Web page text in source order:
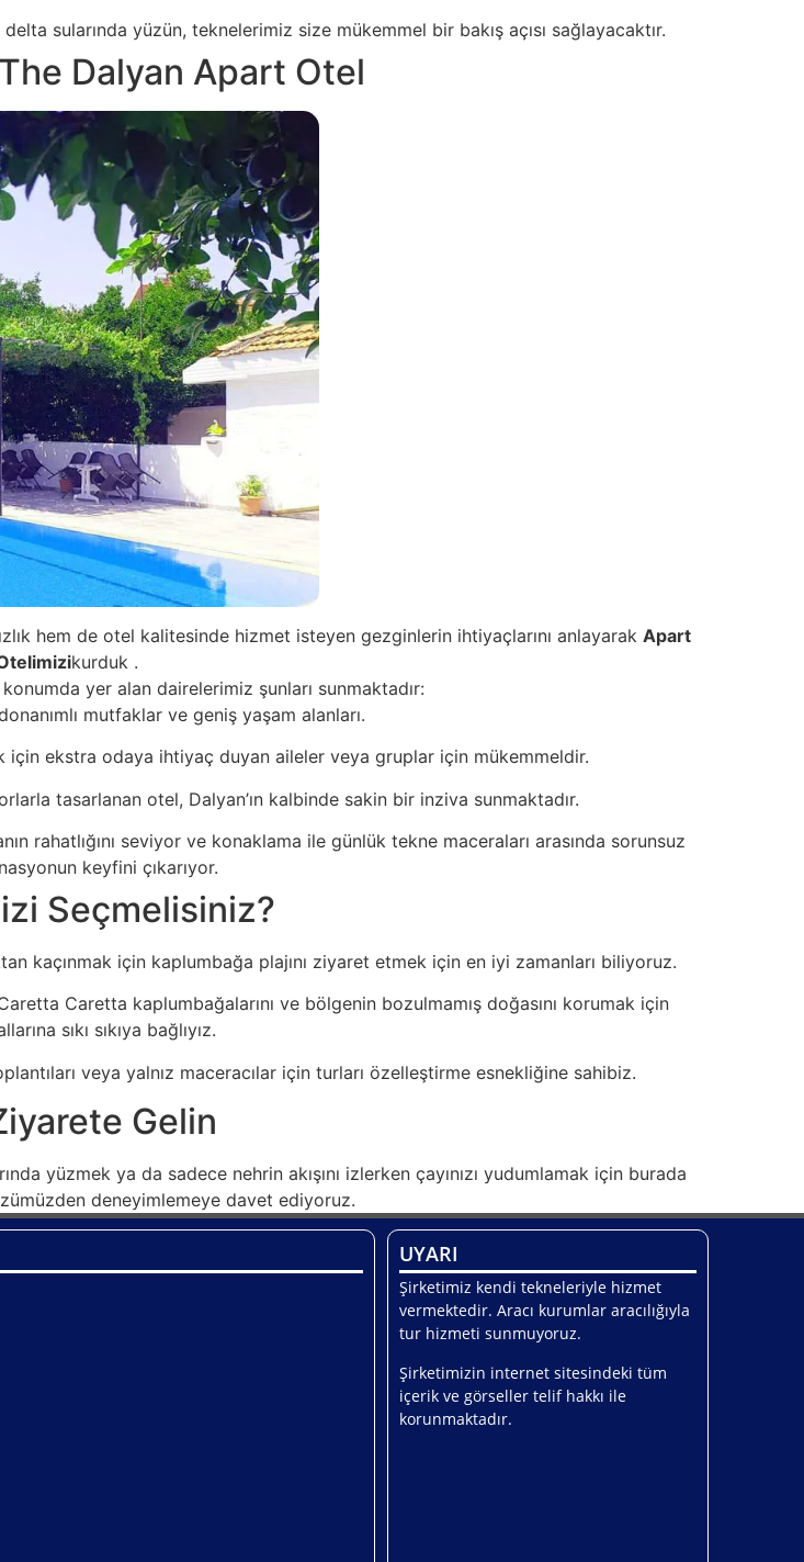
sularında yüzün, teknelerimiz size mükemmel bir bakış açısı sağlayacaktır.
Dalyan Apart Otel
hem de otel kalitesinde hizmet isteyen gezginlerin ihtiyaçlarını anlayarak Apart
kurduk .
yer alan dairelerimiz şunları sunmaktadır:
mutfaklar ve geniş yaşam alanları.
için ekstra odaya ihtiyaç duyan aileler veya gruplar için mükemmeldir.
tasarlanan otel, Dalyan’ın kalbinde sakin bir inziva sunmaktadır.
rahatlığını seviyor ve konaklama ile günlük tekne maceraları arasında sorunsuz
keyfini çıkarıyor.
Seçmelisiniz?
kaçınmak için kaplumbağa plajını ziyaret etmek için en iyi zamanları biliyoruz.
Caretta kaplumbağalarını ve bölgenin bozulmamış doğasını korumak için
sıkı sıkıya bağlıyız.
veya yalnız maceracılar için turları özelleştirme esnekliğine sahibiz.
Gelin
yüzmek ya da sadece nehrin akışını izlerken çayınızı yudumlamak için burada
deneyimlemeye davet ediyoruz.
UYARI
Şirketimiz kendi tekneleriyle hizmet
vermektedir. Aracı kurumlar aracılığıyla
tur hizmeti sunmuyoruz.
Şirketimizin internet sitesindeki tüm
içerik ve görseller telif hakkı ile
korunmaktadır.